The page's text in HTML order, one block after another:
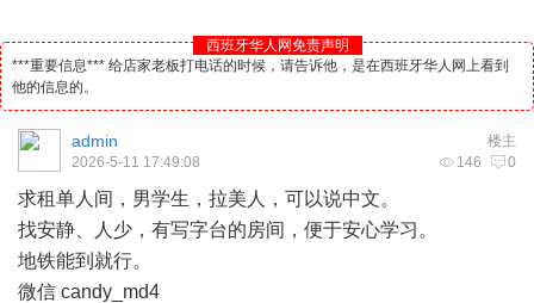
西班牙华人网免责声明
***重要信息*** 给店家老板打电话的时候，请告诉他，是在西班牙华人网上看到
他的信息的。
楼主
admin
146 0
2026-5-11 17:49:08
求租单人间，男学生，拉美人，可以说中文。
找安静、人少，有写字台的房间，便于安心学习。
地铁能到就行。
微信 candy_md4